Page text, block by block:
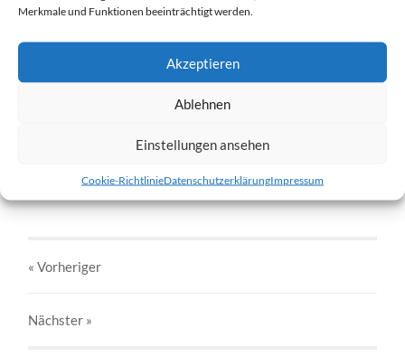
Merkmale und Funktionen beeinträchtigt werden.
Akzeptieren
Ablehnen
Einstellungen ansehen
Cookie-RichtlinieDatenschutzerklärungImpressum
« Vorheriger
Nächster »